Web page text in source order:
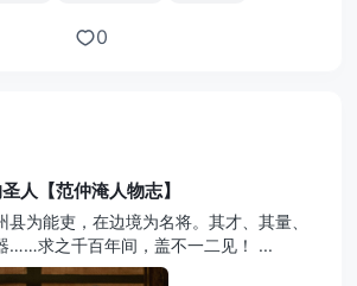
0
人【范仲淹人物志】
为能吏，在边境为名将。其才、其量、
……求之千百年间，盖不一二见！ ...